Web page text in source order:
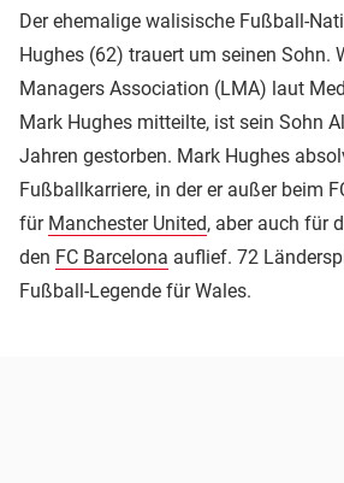
Der ehemalige walisische Fußball-
Hughes (62) trauert um seinen Sohn.
Managers Association (LMA) laut
Mark Hughes mitteilte, ist sein Sohn
Jahren gestorben. Mark Hughes
Fußballkarriere, in der er außer beim
für Manchester United, aber auch für
den FC Barcelona auflief. 72
Fußball-Legende für Wales.